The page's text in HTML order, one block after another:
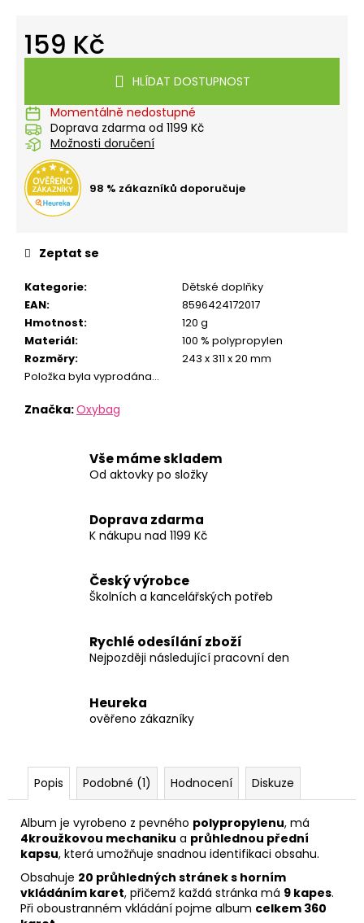
159 Kč
HLÍDAT DOSTUPNOST
Momentálně nedostupné
Doprava zdarma od 1199 Kč
Možnosti doručení
98 % zákazníků doporučuje
Kategorie:
Dětské doplňky
EAN:
8596424172017
Hmotnost:
120 g
Materiál:
100 % polypropylen
Rozměry:
243 x 311 x 20 mm
Položka byla vyprodána…
Značka:Oxybag
Zeptat se
Vše máme skladem
Od aktovky po složky
Doprava zdarma
K nákupu nad 1199 Kč
Český výrobce
Školních a kancelářských potřeb
Rychlé odesílání zboží
Nejpozději následující pracovní den
Heureka
ověřeno zákazníky
Popis Podobné (1) Hodnocení Diskuze
Album je vyrobeno z pevného polypropylenu, má
4kroužkovou mechaniku a průhlednou přední
kapsu, která umožňuje snadnou identifikaci obsahu.
Obsahuje 20 průhledných stránek s horním
vkládáním karet, přičemž každá stránka má 9 kapes.
Při oboustranném vkládání pojme album celkem 360
e
LÁHEV
OXY
CLICK
600
ML
GALAXY
Kč